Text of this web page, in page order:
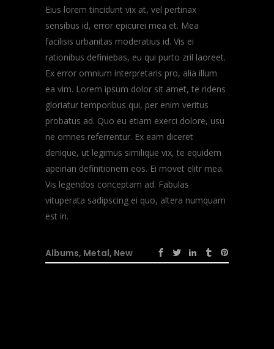
Eius lorem tincidunt vix at, vel pertinax
sensibus id, error epicurei mea et. Mea
facilisis urbanitas moderatius id. Vis ei
rationibus definiebas, eu qui purto zril laoreet.
Ex error omnium interpretaris pro, alia illum
ea vim. Lorem ipsum dolor sit amet, te ridens
gloriatur temporibus qui, per enim veritus
probatus ad. Quo eu etiam exerci dolore, usu
ne omnes referrentur. Ex eam diceret
denique, ut legimus similique vix, te equidem
apeirian definitionem eos. Ei movet elitr mea.
Vis legendos conceptam ad. Fabulas
vituperata sadipscing ei quo, altera numquam
est in.
Albums, Metal, New